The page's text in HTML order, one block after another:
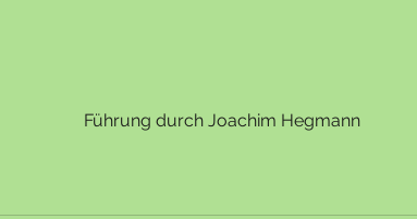
Führung durch Joachim Hegmann